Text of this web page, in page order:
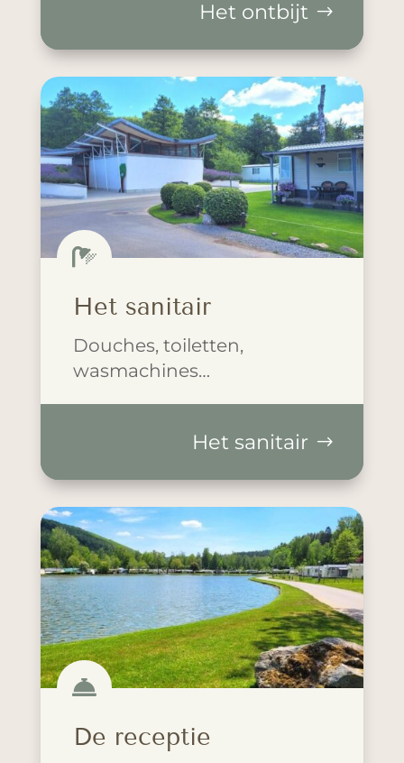
Het ontbijt

Het sanitair
Douches, toiletten,
wasmachines…
Het sanitair

De receptie